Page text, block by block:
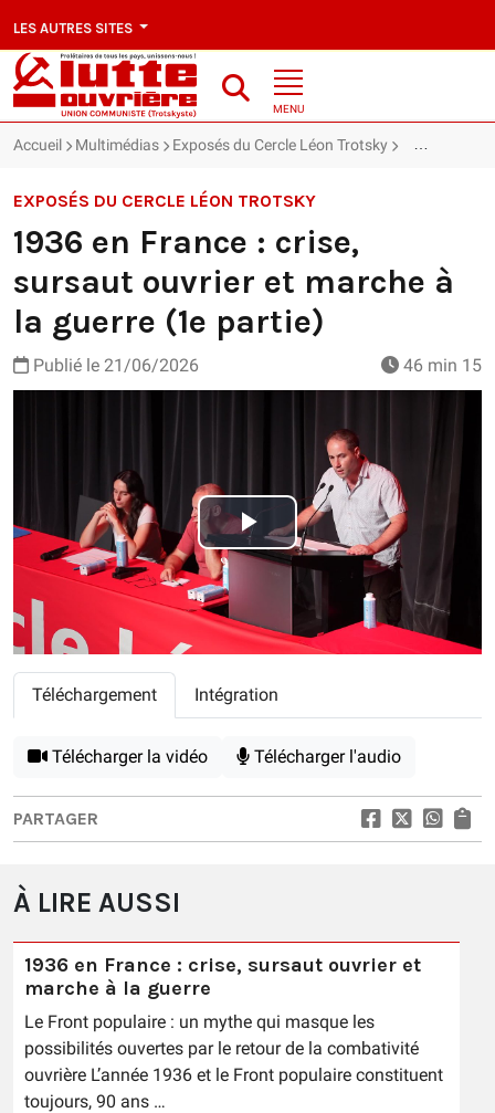
LES AUTRES SITES
MENU
Accueil Multimédias Exposés du Cercle Léon Trotsky 1936 en
EXPOSÉS DU CERCLE LÉON TROTSKY
1936 en France : crise,
sursaut ouvrier et marche à
la guerre (1e partie)
Publié le 21/06/2026 46 min 15
Play
Video
Téléchargement Intégration
Télécharger la vidéo Télécharger l'audio
PARTAGER
À LIRE AUSSI
1936 en France : crise, sursaut ouvrier et
marche à la guerre
Le Front populaire : un mythe qui masque les
possibilités ouvertes par le retour de la combativité
ouvrière L’année 1936 et le Front populaire constituent
toujours, 90 ans …